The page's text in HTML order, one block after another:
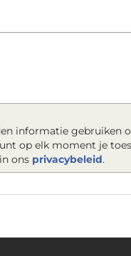
informatie gebruiken
op elk moment je
ons privacybeleid.